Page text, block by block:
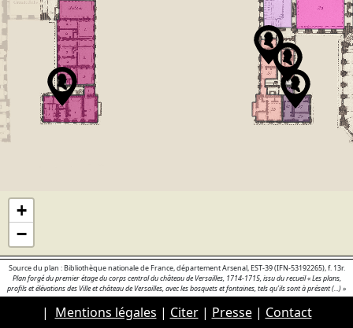
+
−
Source du plan : Bibliothèque nationale de France, département Arsenal, EST-39 (IFN-53192265), f. 13r.
Plan forgé du premier étage du corps central du château de Versailles, 1714-1715, issu du recueil « Les plans,
profils et élévations des Ville et château de Versailles, avec les bosquets et fontaines, tels qu’ils sont à présent (...) »
| Mentions légales | Citer| Presse| Contact